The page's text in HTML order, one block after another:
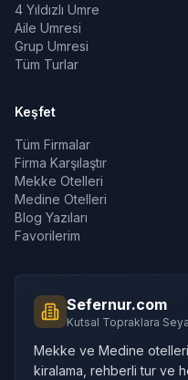
4 Yıldızlı Umre
Aile Umresi
Grup Umresi
Tüm Turlar
Keşfet
Tüm Firmalar
Firma Karşılaştır
Mekke Otelleri
Medine Otelleri
Blog Yazıları
Favorilerim
Sefernur.com
Kutsal Topraklara
Mekke ve Medine
kiralama, rehberli tur ve